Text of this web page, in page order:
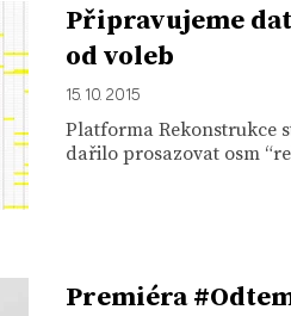
Připravujeme
od voleb
15. 10. 2015
Platforma Rekonstrukce
dařilo prosazovat osm
Premiéra